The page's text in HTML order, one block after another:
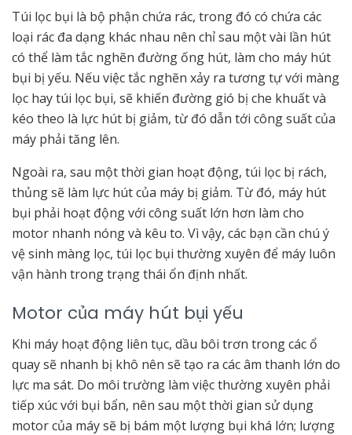
Túi lọc bụi là bộ phận chứa rác, trong đó có chứa các
loại rác đa dạng khác nhau nên chỉ sau một vài lần hút
có thể làm tắc nghẽn đường ống hút, làm cho máy hút
bụi bị yếu. Nếu việc tắc nghẽn xảy ra tương tự với màng
lọc hay túi lọc bụi, sẽ khiến đường gió bị che khuất và
kéo theo là lực hút bị giảm, từ đó dẫn tới công suất của
máy phải tăng lên.
Ngoài ra, sau một thời gian hoạt động, túi lọc bị rách,
thủng sẽ làm lực hút của máy bị giảm. Từ đó, máy hút
bụi phải hoạt động với công suất lớn hơn làm cho
motor nhanh nóng và kêu to. Vì vậy, các bạn cần chú ý
vệ sinh màng lọc, túi lọc bụi thường xuyên để máy luôn
vận hành trong trạng thái ổn định nhất.
Motor của máy hút bụi yếu
Khi máy hoạt động liên tục, dầu bôi trơn trong các ổ
quay sẽ nhanh bị khô nên sẽ tạo ra các âm thanh lớn do
lực ma sát. Do môi trường làm việc thường xuyên phải
tiếp xúc với bụi bẩn, nên sau một thời gian sử dụng
motor của máy sẽ bị bám một lượng bụi khá lớn; lượng